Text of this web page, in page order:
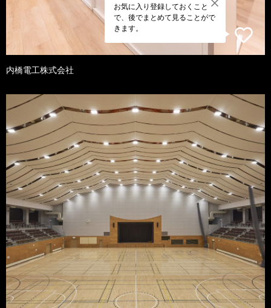
お気に入り登録しておくこと
で、後でまとめて見ることがで
きます。
内橋電工株式会社